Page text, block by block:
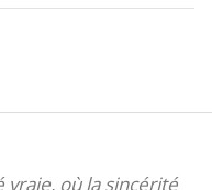
vraie, où la sincérité